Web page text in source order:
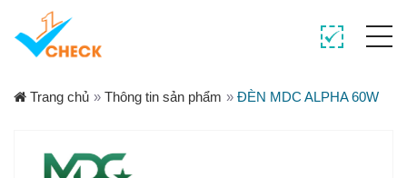
Trang chủ » Thông tin sản phẩm » ĐÈN MDC ALPHA 60W